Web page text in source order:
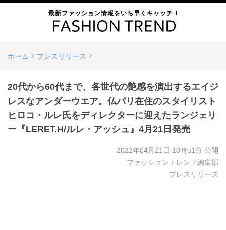
最新ファッション情報をいち早くキャッチ！
ホーム プレスリリース
20代から60代まで、各世代の艶感を演出するエイジ
レスなアンダーウエア。仏パリ在住のスタイリスト
ヒロコ・ルレ氏をディレクターに迎えたランジェリ
ー『LERET.H/ルレ・アッシュ』4月21日発売
2022年04月21日 10時51分 公開
ファッショントレンド編集部
プレスリリース